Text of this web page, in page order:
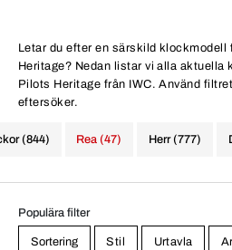
Letar du efter en särskild klockmodell
Heritage? Nedan listar vi alla aktuella
Pilots Heritage från IWC. Använd
eftersöker.
(844) Herr (777)
Rea (47)
Populära filter
Sortering Stil Urtavla